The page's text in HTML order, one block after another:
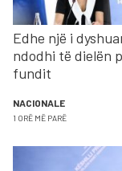
Edhe një i
ndodhi të dielën
fundit
NACIONALE
1 ORË MË PARË